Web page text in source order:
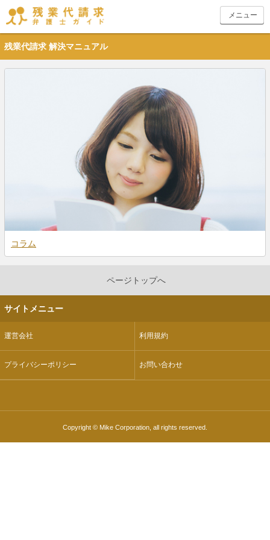
toggle
navigation
メニュー
残業代請求 解決マニュアル
コラム
ページトップへ
サイトメニュー
運営会社 利用規約
プライバシーポリシー お問い合わせ
Copyright © Mike Corporation, all rights reserved.